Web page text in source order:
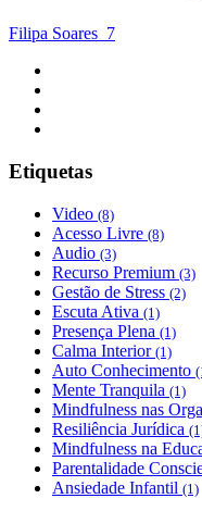
Filipa Soares 7
Etiquetas
Video (8)
Acesso Livre (8)
Audio (3)
Recurso Premium (3)
Gestão de Stress (2)
Escuta Ativa (1)
Presença Plena (1)
Calma Interior (1)
Auto Conhecimento
Mente Tranquila (1)
Mindfulness nas
Resiliência Jurídica
Mindfulness na
Parentalidade
Ansiedade Infantil (1)